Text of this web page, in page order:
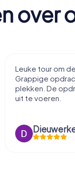
over
Leuke tour om
Grappige
plekken. De
uit te voeren.